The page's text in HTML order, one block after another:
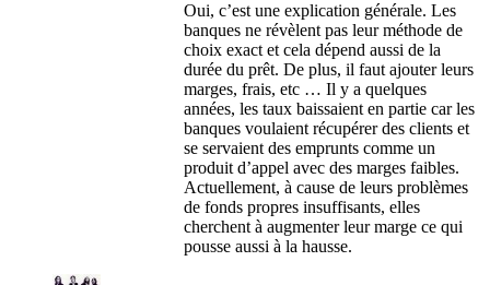
Oui, c’est une explication générale. Les
banques ne révèlent pas leur méthode de
choix exact et cela dépend aussi de la
durée du prêt. De plus, il faut ajouter leurs
marges, frais, etc … Il y a quelques
années, les taux baissaient en partie car les
banques voulaient récupérer des clients et
se servaient des emprunts comme un
produit d’appel avec des marges faibles.
Actuellement, à cause de leurs problèmes
de fonds propres insuffisants, elles
cherchent à augmenter leur marge ce qui
pousse aussi à la hausse.